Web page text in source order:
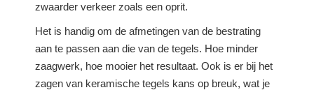
zwaarder verkeer zoals een oprit.
Het is handig om de afmetingen van de bestrating
aan te passen aan die van de tegels. Hoe minder
zaagwerk, hoe mooier het resultaat. Ook is er bij het
zagen van keramische tegels kans op breuk, wat je